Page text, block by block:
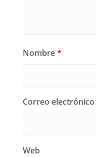
Nombre*
Correo electrónico
Web